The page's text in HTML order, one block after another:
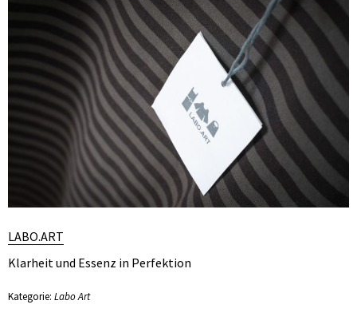
LABO.ART
Klarheit und Essenz in Perfektion
Kategorie: Labo Art